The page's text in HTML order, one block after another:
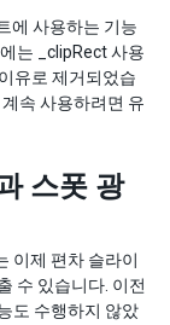
에 사용하는 기능
는 _clipRect 사용
유로 제거되었습
속 사용하려면 유
스폿 광
이제 편차 슬라이
수 있습니다. 이전
도 수행하지 않았